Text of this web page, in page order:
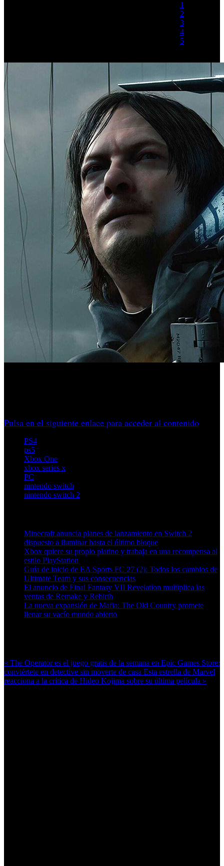
1
2
3
4
5
Pulsa en el siguiente enlace para acceder al contenido
PS4
ps5
Xbox One
xbox series x
PC
nintendo switch
nintendo switch 2
Minecraft anuncia planes de lanzamiento en Switch 2
dispuesto a iluminar hasta el último bloque
Xbox quiere su propio platino y trabaja en una recompensa al
estilo PlayStation
Guía de inicio de EA Sports FC 27 (2): Todos los cambios de
Ultimate Team y sus consecuencias
El anuncio de Final Fantasy VII Revelation multiplica las
ventas de Remake y Rebirth
La nueva expansión de Mafia: The Old Country promete
llenar su vacío mundo abierto
« The Operator es el juego gratis de la semana en Epic Games Store:
conviértete en detective sin moverte de casa Esta estrella de Marvel
reacciona a la crítica de Hideo Kojima sobre su última película »